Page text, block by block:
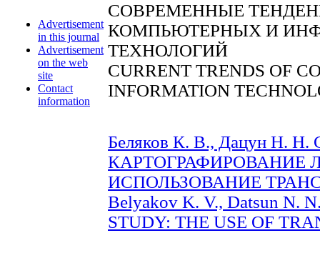
Advertisement
in this journal
Advertisement
on the web
site
Contact
information
СОВРЕМЕННЫЕ
КОМПЬЮТЕРНЫХ И
ТЕХНОЛОГИЙ
CURRENT TRENDS OF
INFORMATION
Беляков К. В., Дацун Н.
КАРТОГРАФИРОВАНИЕ
ИСПОЛЬЗОВАНИЕ
Belyakov K. V., Datsun N.
STUDY: THE USE OF